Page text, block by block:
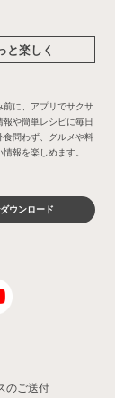
と楽しく
に、アプリでサクサ
や簡単レシピに毎日
問わず、グルメや料
報を楽しめます。
ウンロード
のご送付